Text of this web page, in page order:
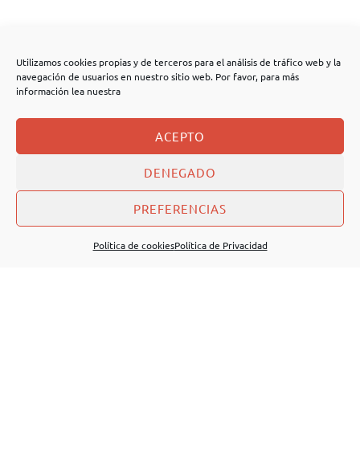
Utilizamos cookies propias y de terceros para el análisis de tráfico web y la
navegación de usuarios en nuestro sitio web. Por favor, para más
información lea nuestra
ACEPTO
DENEGADO
PREFERENCIAS
Política de cookiesPolítica de Privacidad